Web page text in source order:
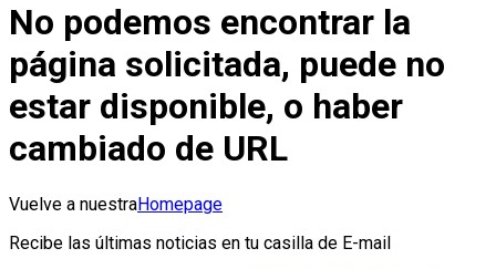
No podemos encontrar la
página solicitada, puede no
estar disponible, o haber
cambiado de URL
Vuelve a nuestraHomepage
Recibe las últimas noticias en tu casilla de E-mail